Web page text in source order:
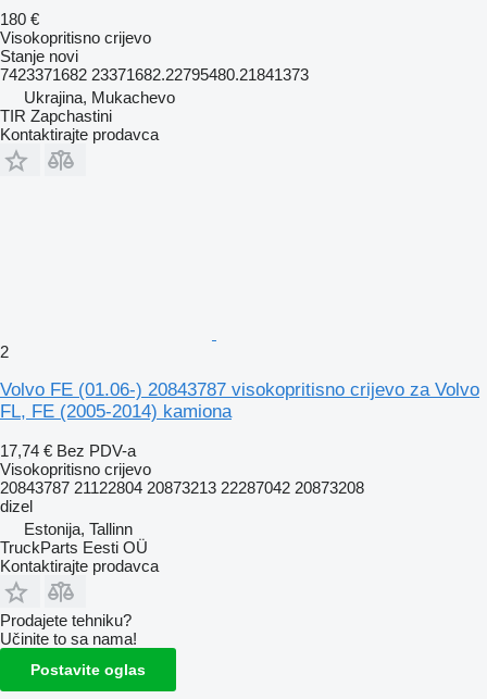
180 €
Visokopritisno crijevo
Stanje novi
7423371682 23371682.22795480.21841373
Ukrajina, Mukachevo
TIR Zapchastini
Kontaktirajte prodavca
2
Volvo FE (01.06-) 20843787 visokopritisno crijevo za Volvo
FL, FE (2005-2014) kamiona
17,74 € Bez PDV-a
Visokopritisno crijevo
20843787 21122804 20873213 22287042 20873208
dizel
Estonija, Tallinn
TruckParts Eesti OÜ
Kontaktirajte prodavca
Prodajete tehniku?
Učinite to sa nama!
Postavite oglas